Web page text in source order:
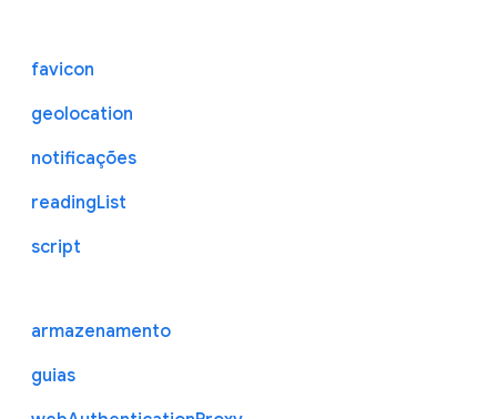
favicon
geolocation
notificações
readingList
script
armazenamento
guias